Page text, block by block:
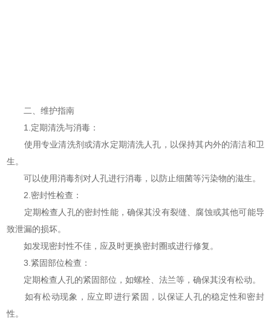
二、维护指南
1.定期清洗与消毒：
使用专业清洗剂或清水定期清洗人孔，以保持其内外的清洁和卫
生。
可以使用消毒剂对人孔进行消毒，以防止细菌等污染物的滋生。
2.密封性检查：
定期检查人孔的密封性能，确保其没有裂缝、腐蚀或其他可能导
致泄漏的损坏。
如发现密封性不佳，应及时更换密封圈或进行修复。
3.紧固部位检查：
定期检查人孔的紧固部位，如螺栓、法兰等，确保其没有松动。
如有松动现象，应立即进行紧固，以保证人孔的稳定性和密封
性。